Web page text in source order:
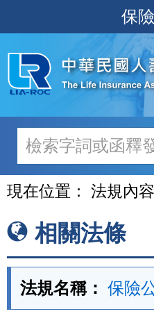
至
主
內
容
保
現在位置： 法規內容
相關法條
法規名稱： 保險